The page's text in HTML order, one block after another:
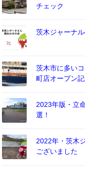
チェック
茨木ジャーナ
茨木市に多い
町店オープン
2023年版・立
選！
2022年・茨木
ございました